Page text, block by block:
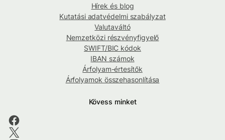
Hírek és blog
Kutatási adatvédelmi szabályzat
Valutaváltó
Nemzetközi részvényfigyelő
SWIFT/BIC kódok
IBAN számok
Árfolyam-értesítők
Árfolyamok összehasonlítása
Kövess minket